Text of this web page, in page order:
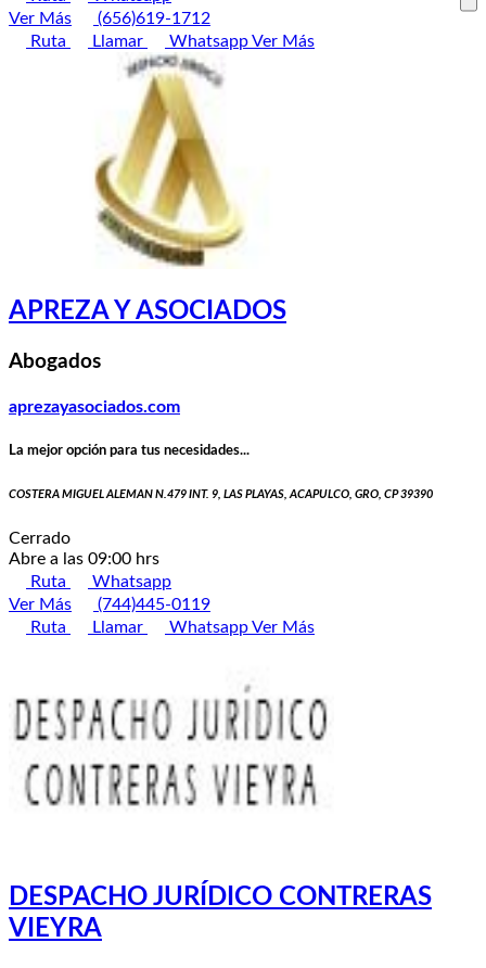
Ver Más
(656)619-1712
Ruta
Llamar WhatsappVer Más
APREZA Y ASOCIADOS
Abogados
aprezayasociados.com
La mejor opción para tus necesidades...
COSTERA MIGUEL ALEMAN N.479 INT. 9, LAS PLAYAS, ACAPULCO, GRO, CP 39390
Cerrado
Abre a las 09:00 hrs
Ruta
Whatsapp
Ver Más
(744)445-0119
Ruta
Llamar WhatsappVer Más
DESPACHO JURÍDICO CONTRERAS
VIEYRA